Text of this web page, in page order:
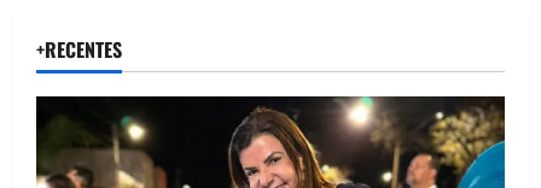
em
Formosa
Angical
+RECENTES